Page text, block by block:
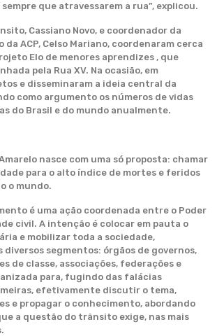
que atravessarem a rua”, explicou.
Cassiano Novo, e coordenador da
da ACP, Celso Mariano, coordenaram cerca
Elo de menores aprendizes , que
pela Rua XV. Na ocasião, em
e disseminaram a ideia central da
como argumento os números de vidas
do Brasil e do mundo anualmente.
nasce com uma só proposta: chamar
para o alto índice de mortes e feridos
o mundo.
é uma ação coordenada entre o Poder
civil. A intenção é colocar em pauta o
e mobilizar toda a sociedade,
diversos segmentos: órgãos de governos,
de classe, associações, federações e
para, fugindo das falácias
efetivamente discutir o tema,
e propagar o conhecimento, abordando
a questão do trânsito exige, nas mais